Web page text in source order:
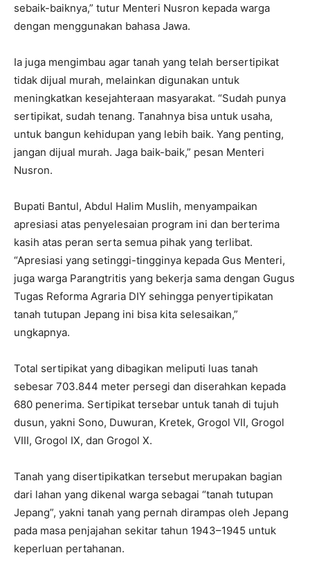
sebaik-baiknya,” tutur Menteri Nusron kepada warga
dengan menggunakan bahasa Jawa.
Ia juga mengimbau agar tanah yang telah bersertipikat
tidak dijual murah, melainkan digunakan untuk
meningkatkan kesejahteraan masyarakat. “Sudah punya
sertipikat, sudah tenang. Tanahnya bisa untuk usaha,
untuk bangun kehidupan yang lebih baik. Yang penting,
jangan dijual murah. Jaga baik-baik,” pesan Menteri
Nusron.
Bupati Bantul, Abdul Halim Muslih, menyampaikan
apresiasi atas penyelesaian program ini dan berterima
kasih atas peran serta semua pihak yang terlibat.
“Apresiasi yang setinggi-tingginya kepada Gus Menteri,
juga warga Parangtritis yang bekerja sama dengan Gugus
Tugas Reforma Agraria DIY sehingga penyertipikatan
tanah tutupan Jepang ini bisa kita selesaikan,”
ungkapnya.
Total sertipikat yang dibagikan meliputi luas tanah
sebesar 703.844 meter persegi dan diserahkan kepada
680 penerima. Sertipikat tersebar untuk tanah di tujuh
dusun, yakni Sono, Duwuran, Kretek, Grogol VII, Grogol
VIII, Grogol IX, dan Grogol X.
Tanah yang disertipikatkan tersebut merupakan bagian
dari lahan yang dikenal warga sebagai “tanah tutupan
Jepang”, yakni tanah yang pernah dirampas oleh Jepang
pada masa penjajahan sekitar tahun 1943–1945 untuk
keperluan pertahanan.